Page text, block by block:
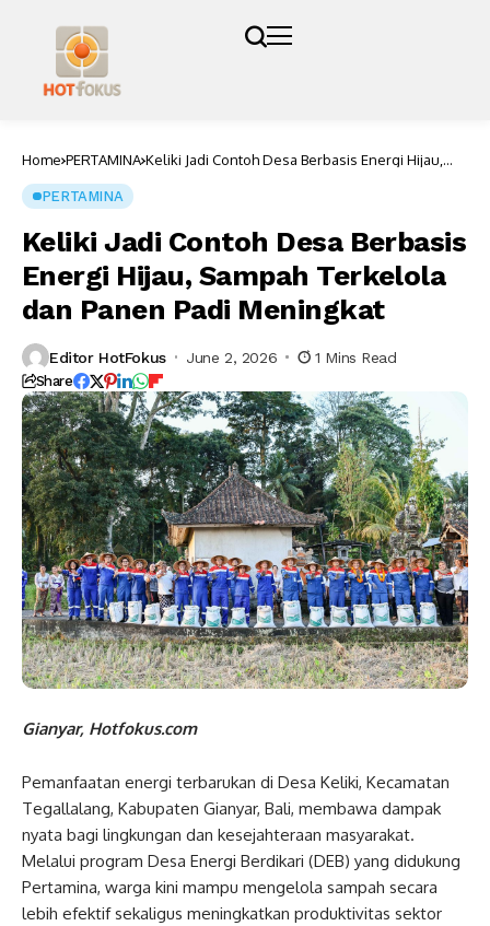
Home PERTAMINA Keliki Jadi Contoh Desa Berbasis Energi Hijau,
PERTAMINA
Keliki Jadi Contoh Desa Berbasis
Energi Hijau, Sampah Terkelola
dan Panen Padi Meningkat
Editor HotFokus June 2, 2026 1 Mins Read
Share
Gianyar, Hotfokus.com
Pemanfaatan energi terbarukan di Desa Keliki, Kecamatan
Tegallalang, Kabupaten Gianyar, Bali, membawa dampak
nyata bagi lingkungan dan kesejahteraan masyarakat.
Melalui program Desa Energi Berdikari (DEB) yang didukung
Pertamina, warga kini mampu mengelola sampah secara
lebih efektif sekaligus meningkatkan produktivitas sektor